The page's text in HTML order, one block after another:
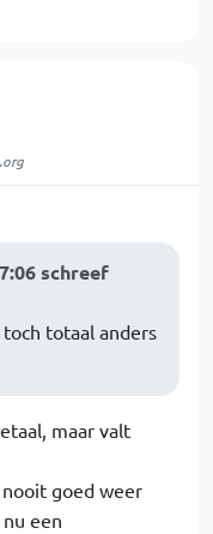
schreef
totaal anders
maar valt
goed weer
een